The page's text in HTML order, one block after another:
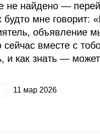
не найдено —
будто мне говорит:
объявление
вместе с
и как знать —
11 мар 2026